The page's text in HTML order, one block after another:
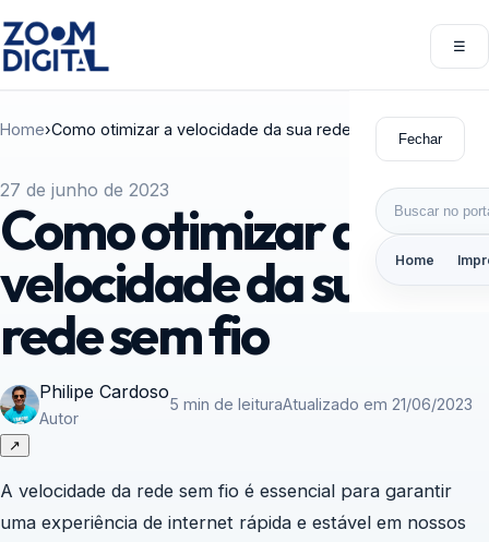
☰
Fechar
Buscar por:
Home
Home›Como otimizar a velocidade da sua rede sem fio
27 de junho de 2023
Como otimizar a
velocidade da sua
rede sem fio
Philipe Cardoso
Autor
5 min de leituraAtualizado em 21/06/2023
↗
A velocidade da rede sem fio é essencial para garantir
uma experiência de internet rápida e estável em nossos